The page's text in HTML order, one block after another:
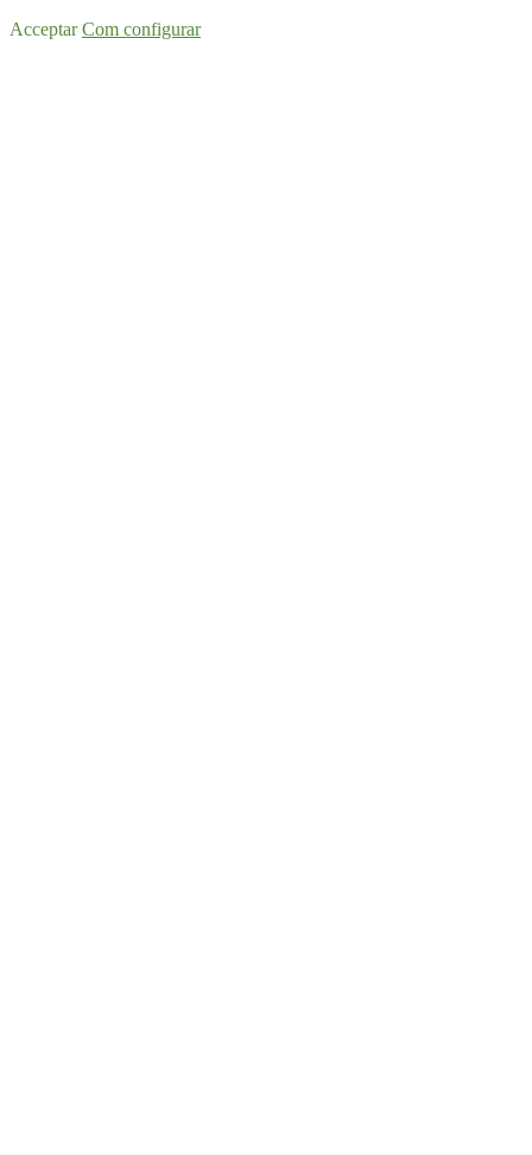
AcceptarCom configurar